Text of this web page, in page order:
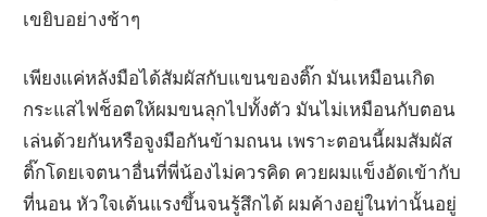
เขยิบอย่างช้าๆ
เพียงแค่หลังมือได้สัมผัสกับแขนของติ๊ก มันเหมือนเกิด
กระแสไฟช็อตให้ผมขนลุกไปทั้งตัว มันไม่เหมือนกับตอน
เล่นด้วยกันหรือจูงมือกันข้ามถนน เพราะตอนนี้ผมสัมผัส
ติ๊กโดยเจตนาอื่นที่พี่น้องไม่ควรคิด ควยผมแข็งอัดเข้ากับ
ที่นอน หัวใจเต้นแรงขึ้นจนรู้สึกได้ ผมค้างอยู่ในท่านั้นอยู่